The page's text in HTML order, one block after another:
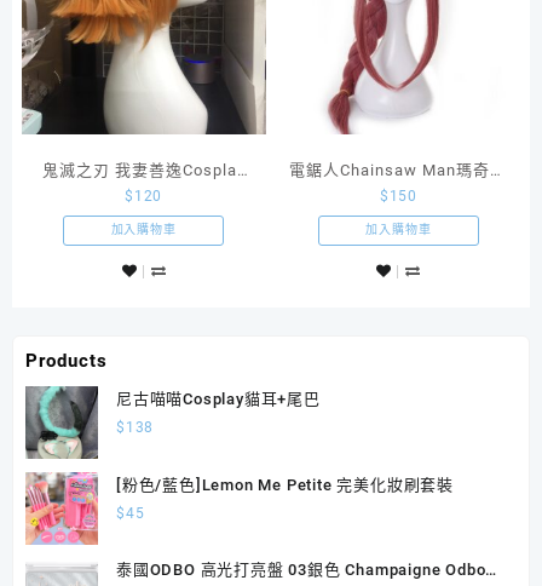
鬼滅之刃 我妻善逸Cosplay
假髮
$ 120
加入購物車
電鋸人Chainsaw Man瑪奇瑪
橘紅色假髮
$ 150
加入購物車
Products
尼古喵喵Cosplay貓耳+尾巴
$ 138
[粉色/藍色]Lemon Me Petite 完美化妝刷套裝
$45
泰國ODBO 高光打亮盤 03銀色 Champaigne Odbo